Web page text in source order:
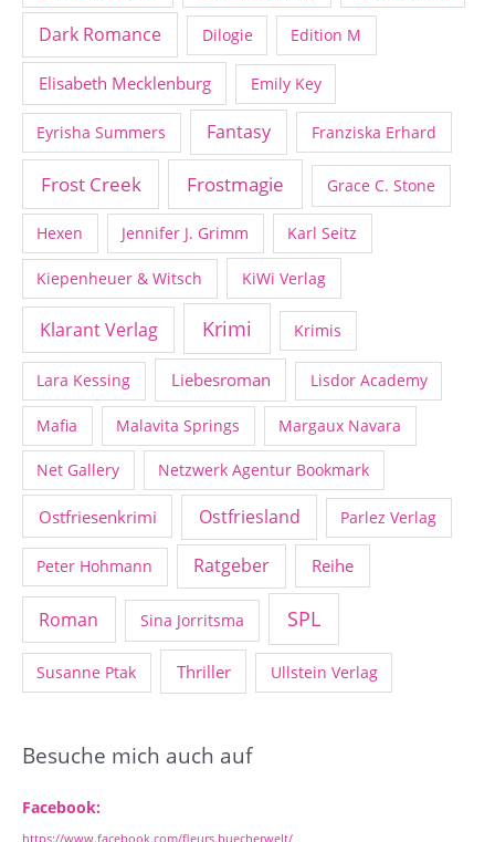
Dark Romance Dilogie Edition M
Elisabeth Mecklenburg Emily Key
Eyrisha Summers Fantasy Franziska Erhard
Frost Creek Frostmagie Grace C. Stone
Hexen Jennifer J. Grimm Karl Seitz
Kiepenheuer & Witsch KiWi Verlag
Klarant Verlag Krimi Krimis
Lara Kessing Liebesroman Lisdor Academy
Mafia Malavita Springs Margaux Navara
Net Gallery Netzwerk Agentur Bookmark
Ostfriesenkrimi Ostfriesland Parlez Verlag
Peter Hohmann Ratgeber Reihe
Roman Sina Jorritsma SPL
Susanne Ptak Thriller Ullstein Verlag
Besuche mich auch auf
Facebook:
https://www.facebook.com/fleurs.buecherwelt/